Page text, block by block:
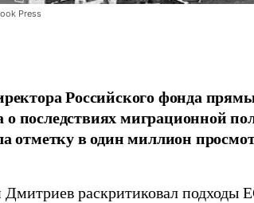
Press
Российского фонда
миграционной
отметку в один миллион
раскритиковал подходы